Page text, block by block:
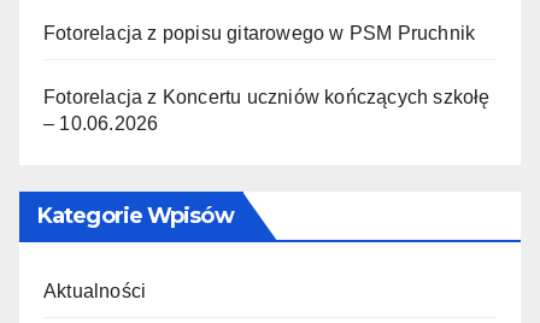
Fotorelacja z popisu gitarowego w PSM Pruchnik
Fotorelacja z Koncertu uczniów kończących szkołę
– 10.06.2026
Kategorie Wpisów
Aktualności